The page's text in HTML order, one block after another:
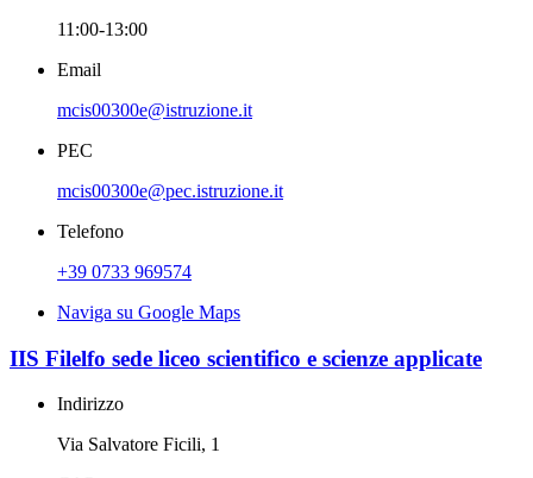
11:00-13:00
Email
mcis00300e@istruzione.it
PEC
mcis00300e@pec.istruzione.it
Telefono
+39 0733 969574
Naviga su Google Maps
IIS Filelfo sede liceo scientifico e scienze applicate
Indirizzo
Via Salvatore Ficili, 1